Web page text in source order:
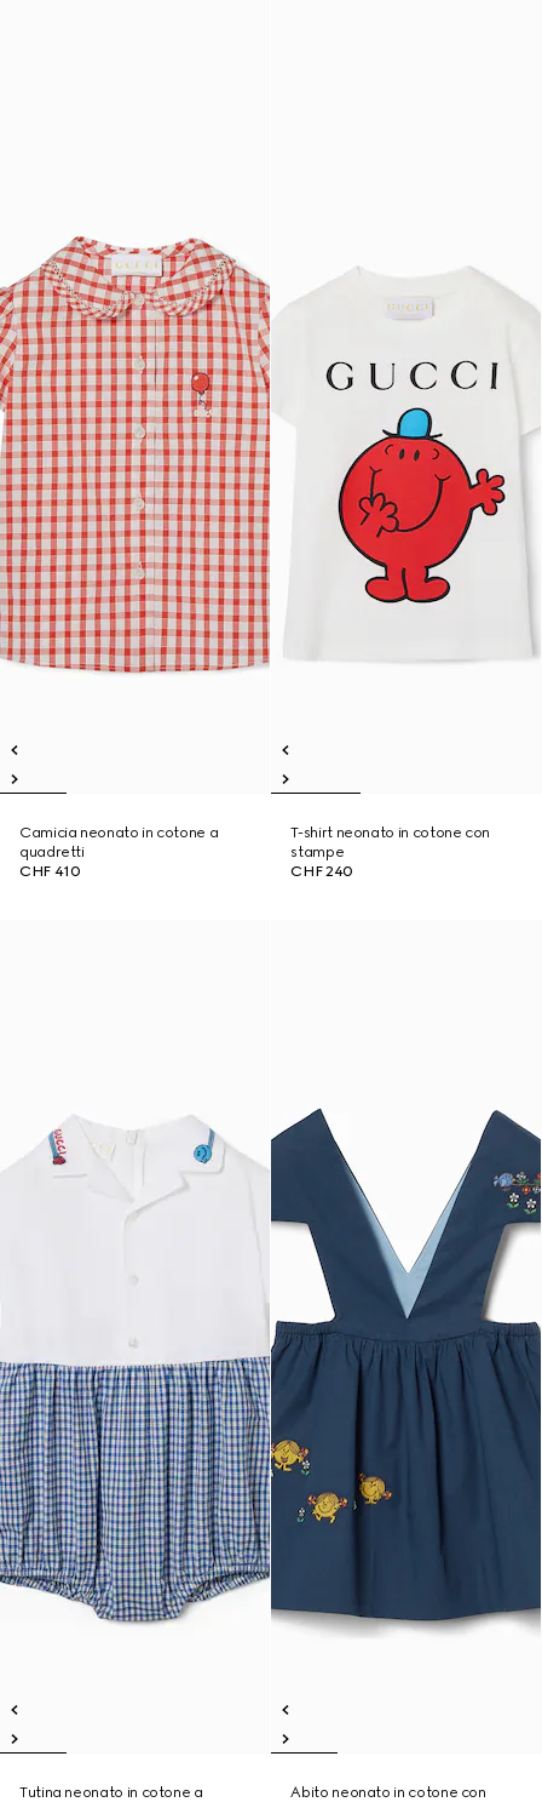
Camicia neonato in cotone a
quadretti
CHF 410
T-shirt neonato in cotone con
stampe
CHF 240
Tutina neonato in cotone a
Abito neonato in cotone con